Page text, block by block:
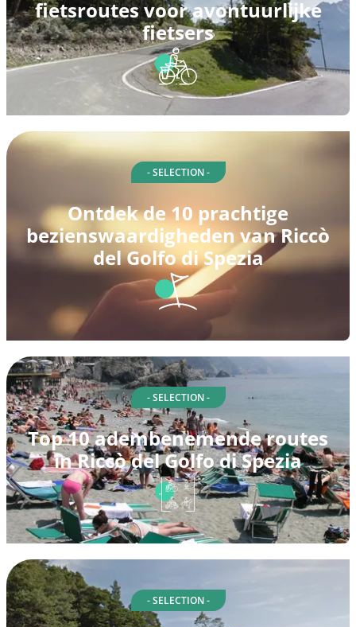
fietsroutes voor avontuurlijke
fietsers
- SELECTION -
Ontdek de 10 prachtige
bezienswaardigheden van Riccò
del Golfo di Spezia
- SELECTION -
Top 10 adembenemende routes
in Riccò del Golfo di Spezia
- SELECTION -